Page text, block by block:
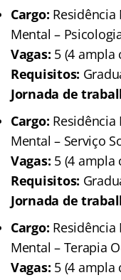
Cargo:
Mental –
Vagas: 5 (4 ampla
Requisitos:
Jornada de
Cargo:
Mental – Serviço
Vagas: 5 (4 ampla
Requisitos:
Jornada de
Cargo:
Mental – Terapia
Vagas: 5 (4 ampla